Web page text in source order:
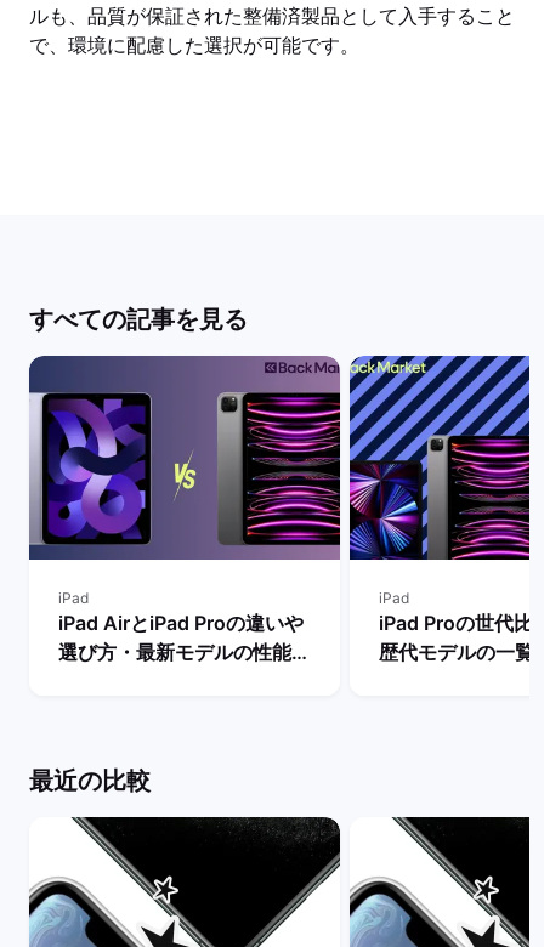
ルも、品質が保証された整備済製品として入手すること
で、環境に配慮した選択が可能です。
すべての記事を見る
iPad
iPad AirとiPad Proの違いや
選び方・最新モデルの性能を
iPad
iPad Proの世代比
歴代モデルの一覧
最近の比較